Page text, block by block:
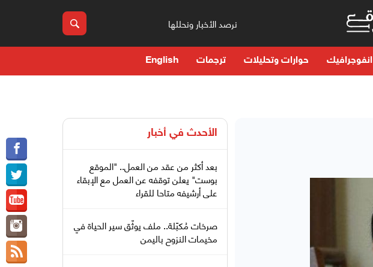
نرصد الأخبار ونحللها
انفوجرافيك حوارات وتحليلات ترجمات English
الأحدث في أخبار
بعد أكثر من عقد من العمل.. "الموقع
بوست" يعلن توقفه عن العمل مع الإبقاء
على أرشيفه متاحا للقراء
صرخات مُكبّلة.. ملف يوثّق سير الحياة في
مخيمات النزوح باليمن